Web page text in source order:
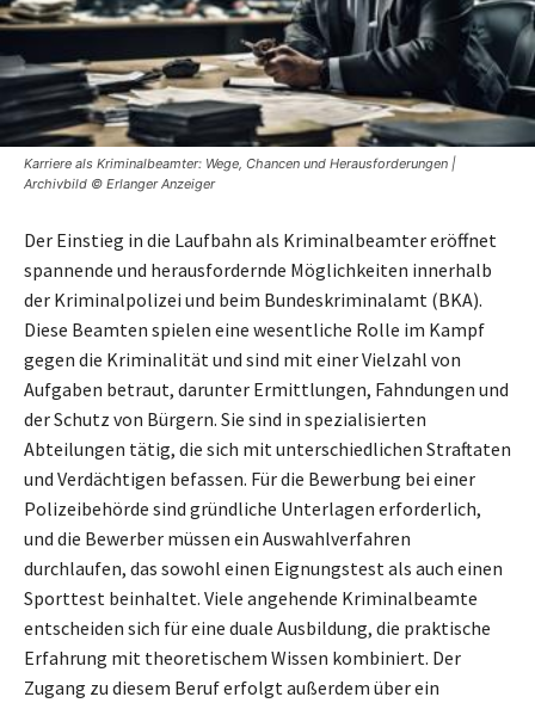
Karriere als Kriminalbeamter: Wege, Chancen und Herausforderungen |
Archivbild © Erlanger Anzeiger
Der Einstieg in die Laufbahn als Kriminalbeamter eröffnet
spannende und herausfordernde Möglichkeiten innerhalb
der Kriminalpolizei und beim Bundeskriminalamt (BKA).
Diese Beamten spielen eine wesentliche Rolle im Kampf
gegen die Kriminalität und sind mit einer Vielzahl von
Aufgaben betraut, darunter Ermittlungen, Fahndungen und
der Schutz von Bürgern. Sie sind in spezialisierten
Abteilungen tätig, die sich mit unterschiedlichen Straftaten
und Verdächtigen befassen. Für die Bewerbung bei einer
Polizeibehörde sind gründliche Unterlagen erforderlich,
und die Bewerber müssen ein Auswahlverfahren
durchlaufen, das sowohl einen Eignungstest als auch einen
Sporttest beinhaltet. Viele angehende Kriminalbeamte
entscheiden sich für eine duale Ausbildung, die praktische
Erfahrung mit theoretischem Wissen kombiniert. Der
Zugang zu diesem Beruf erfolgt außerdem über ein